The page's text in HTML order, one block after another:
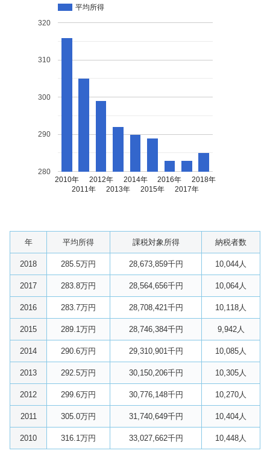
平均所得
2010年
2011年
2012年
2013年
2014年
2015年
2016年
2017年
2018年
280
290
300
310
320
年 平均所得 課税対象所得 納税者数
2018 285.5万円 28,673,859千円 10,044人
2017 283.8万円 28,564,656千円 10,064人
2016 283.7万円 28,708,421千円 10,118人
2015 289.1万円 28,746,384千円 9,942人
2014 290.6万円 29,310,901千円 10,085人
2013 292.5万円 30,150,206千円 10,305人
2012 299.6万円 30,776,148千円 10,270人
2011 305.0万円 31,740,649千円 10,404人
2010 316.1万円 33,027,662千円 10,448人